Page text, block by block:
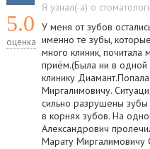
5.0
оценка
Я узнал(-а) о
У меня от зубов
именно те зубы,
много клиник,
приём.(Была ни в одной
клинику
Миргалимовичу.
сильно разрушены
в корнях зубов. На
Александрович
Марату Миргалимовичу